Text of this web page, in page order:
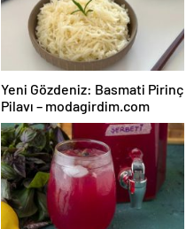
Yeni Gözdeniz: Basmati Pirinç
Pilavı – modagirdim.com